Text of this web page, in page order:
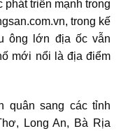
triển mạnh trong
trong kế
ông lớn địa ốc vẫn
mới nổi là địa điểm
quân sang các tỉnh
Long An, Bà Rịa